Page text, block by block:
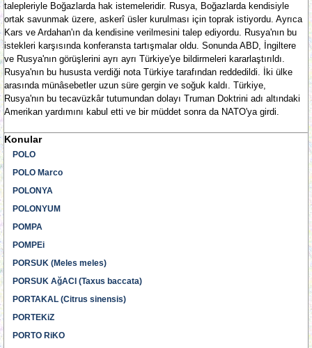
talepleriyle Boğazlarda hak istemeleridir. Rusya, Boğazlarda kendisiyle
ortak savunmak üzere, askerî üsler kurulması için toprak istiyordu. Ayrıca
Kars ve Ardahan'ın da kendisine verilmesini talep ediyordu. Rusya'nın bu
istekleri karşısında konferansta tartışmalar oldu. Sonunda ABD, İngiltere
ve Rusya'nın görüşlerini ayrı ayrı Türkiye'ye bildirmeleri kararlaştırıldı.
Rusya'nın bu hususta verdiği nota Türkiye tarafından reddedildi. İki ülke
arasında münâsebetler uzun süre gergin ve soğuk kaldı. Türkiye,
Rusya'nın bu tecavüzkâr tutumundan dolayı Truman Doktrini adı altındaki
Amerikan yardımını kabul etti ve bir müddet sonra da NATO'ya girdi.
Konular
POLO
POLO Marco
POLONYA
POLONYUM
POMPA
POMPEi
PORSUK (Meles meles)
PORSUK AğACI (Taxus baccata)
PORTAKAL (Citrus sinensis)
PORTEKiZ
PORTO RiKO